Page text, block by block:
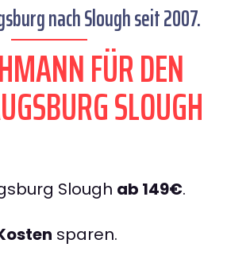
nach Slough seit 2007.
FÜR DEN
SLOUGH
Slough ab 149€.
sparen.